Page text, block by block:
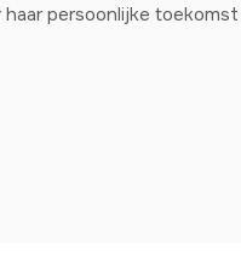
persoonlijke toekomst